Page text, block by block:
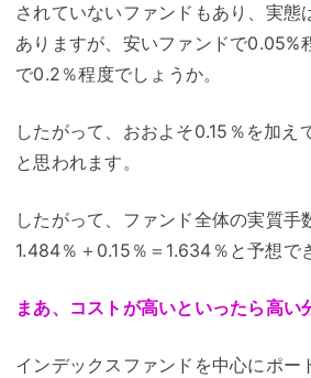
されていないファンドもあり、実態
ありますが、安いファンドで0.05%
で0.2％程度でしょうか。
したがって、おおよそ0.15％を加え
と思われます。
したがって、ファンド全体の実質手
1.484％＋0.15％＝1.634％と予想で
まあ、コストが高いといったら高い
インデックスファンドを中心にポー